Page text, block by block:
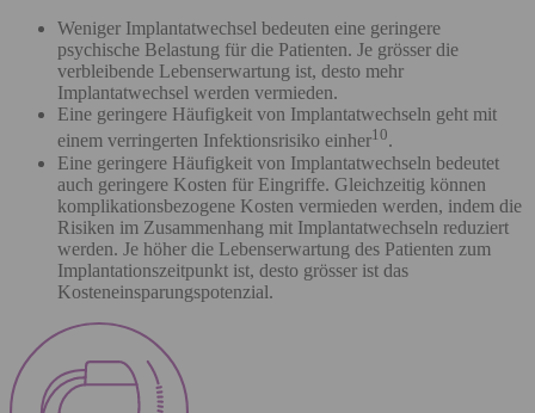
Weniger Implantatwechsel bedeuten eine geringere
psychische Belastung für die Patienten. Je grösser die
verbleibende Lebenserwartung ist, desto mehr
Implantatwechsel werden vermieden.
Eine geringere Häufigkeit von Implantatwechseln geht mit
einem verringerten Infektionsrisiko einher10.
Eine geringere Häufigkeit von Implantatwechseln bedeutet
auch geringere Kosten für Eingriffe. Gleichzeitig können
komplikationsbezogene Kosten vermieden werden, indem die
Risiken im Zusammenhang mit Implantatwechseln reduziert
werden. Je höher die Lebenserwartung des Patienten zum
Implantationszeitpunkt ist, desto grösser ist das
Kosteneinsparungspotenzial.